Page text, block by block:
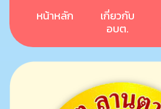
หน้าหลัก
เกี่ยวกับ
อบต.